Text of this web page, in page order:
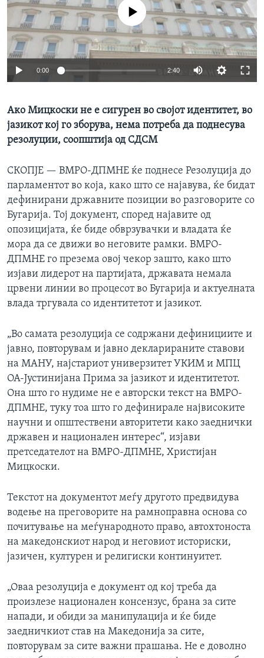
ИНТЕРВЈУА
Јазици
No media source currently available
0:00 2:40
Ако Мицкоски не е сигурен во својот идентитет, во
јазикот кој го зборува, нема потреба да поднесува
резолуции, соопштија од СДСМ
СКОПЈЕ — ВМРО-ДПМНЕ ќе поднесе Резолуција до
парламентот во која, како што се најавува, ќе бидат
дефинирани државните позиции во разговорите со
Бугарија. Тој документ, според најавите од
опозицијата, ќе биде обврзувачки и владата ќе
мора да се движи во неговите рамки. ВМРО-
ДПМНЕ го презема овој чекор зашто, како што
изјави лидерот на партијата, државата немала
црвени линии во процесот во Бугарија и актуелната
влада тргувала со идентитетот и јазикот.
„Во самата резолуција се содржани дефинициите и
јавно, повторувам и јавно декларираните ставови
на МАНУ, најстариот универзитет УКИМ и МПЦ
ОА-Јустинијана Прима за јазикот и идентитетот.
Она што го нудиме не е авторски текст на ВМРО-
ДПМНЕ, туку тоа што го дефинирале највисоките
научни и општествени авторитети како заеднички
државен и национален интерес“, изјави
претседателот на ВМРО-ДПМНЕ, Христијан
Мицкоски.
Текстот на документот меѓу другото предвидува
водење на преговорите на рамноправна основа со
почитување на меѓународното право, автохтоноста
на македонскиот народ и неговиот историски,
јазичен, културен и религиски континуитет.
„Оваа резолуција е документ од кој треба да
произлезе национален консензус, брана за сите
напади, и обиди за манипулација и ќе биде
заедничкиот став на Македонија за сите,
повторувам за сите важни прашања. Не е доволно